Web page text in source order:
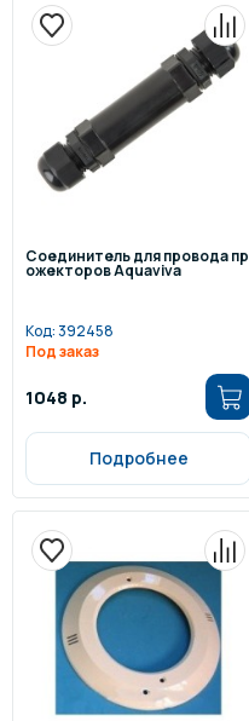
Соединитель для провода пр
ожекторов Aquaviva
Код:392458
Под заказ
1048 р.
Подробнее